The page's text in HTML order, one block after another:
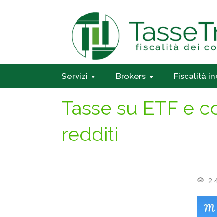
Servizi Brokers Fiscalità
Tasse su ETF e
redditi